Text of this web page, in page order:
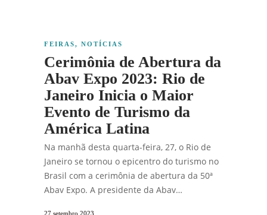
FEIRAS, NOTÍCIAS
Cerimônia de Abertura da
Abav Expo 2023: Rio de
Janeiro Inicia o Maior
Evento de Turismo da
América Latina
Na manhã desta quarta-feira, 27, o Rio de
Janeiro se tornou o epicentro do turismo no
Brasil com a cerimônia de abertura da 50ª
Abav Expo. A presidente da Abav…
27 setembro 2023